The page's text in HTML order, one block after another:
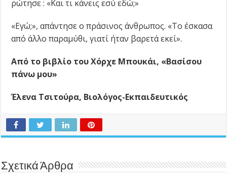
ρώτησε : «Και τι κάνεις εσύ εδώ;»
«Εγώ;», απάντησε ο πράσινος άνθρωπος. «Το έσκασα
από άλλο παραμύθι, γιατί ήταν βαρετά εκεί».
Από το βιβλίο του Χόρχε Μπουκάι, «Βασίσου
πάνω μου»
Έλενα Τσιτούρα, Βιολόγος-Εκπαιδευτικός
Σχετικά Άρθρα